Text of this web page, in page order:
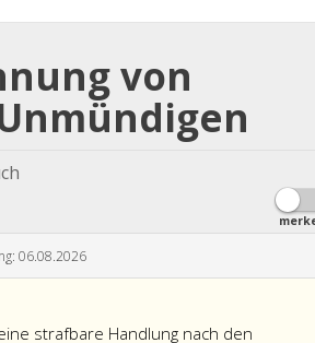
von
06.08.2026
strafbare Handlung nach den